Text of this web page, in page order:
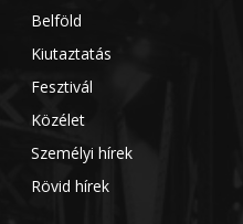
Belföld
Kiutaztatás
Fesztivál
Közélet
Személyi hírek
Rövid hírek